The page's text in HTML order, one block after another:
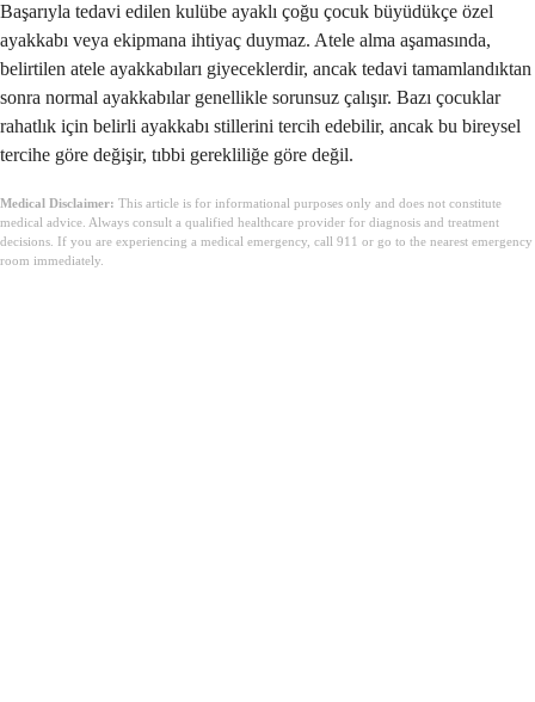
Başarıyla tedavi edilen kulübe ayaklı çoğu çocuk büyüdükçe özel
ayakkabı veya ekipmana ihtiyaç duymaz. Atele alma aşamasında,
belirtilen atele ayakkabıları giyeceklerdir, ancak tedavi tamamlandıktan
sonra normal ayakkabılar genellikle sorunsuz çalışır. Bazı çocuklar
rahatlık için belirli ayakkabı stillerini tercih edebilir, ancak bu bireysel
tercihe göre değişir, tıbbi gerekliliğe göre değil.
Medical Disclaimer: This article is for informational purposes only and does not constitute
medical advice. Always consult a qualified healthcare provider for diagnosis and treatment
decisions. If you are experiencing a medical emergency, call 911 or go to the nearest emergency
room immediately.